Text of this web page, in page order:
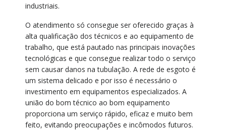
industriais.
O atendimento só consegue ser oferecido graças à
alta qualificação dos técnicos e ao equipamento de
trabalho, que está pautado nas principais inovações
tecnológicas e que consegue realizar todo o serviço
sem causar danos na tubulação. A rede de esgoto é
um sistema delicado e por isso é necessário o
investimento em equipamentos especializados. A
união do bom técnico ao bom equipamento
proporciona um serviço rápido, eficaz e muito bem
feito, evitando preocupações e incômodos futuros.